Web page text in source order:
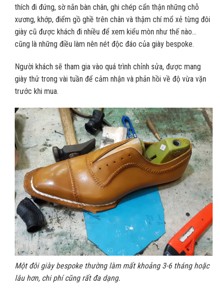
thích đi đứng, sờ nắn bàn chân, ghi chép cẩn thận những chỗ
xương, khớp, điểm gồ ghề trên chân và thậm chí mổ xẻ từng đôi
giày cũ được khách đi nhiều để xem kiểu mòn như thế nào…
cũng là những điều làm nên nét độc đáo của giày bespoke.
Người khách sẽ tham gia vào quá trình chỉnh sửa, được mang
giày thử trong vài tuần để cảm nhận và phản hồi về độ vừa vặn
trước khi mua.
Một đôi giày bespoke thường làm mất khoảng 3-6 tháng hoặc
lâu hơn, chi phí cũng rất đa dạng.